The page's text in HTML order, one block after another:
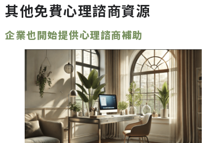
其他免費心理諮商資源
企業也開始提供心理諮商補助